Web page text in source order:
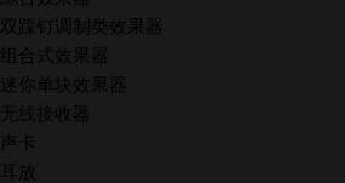
双踩钉调制类效果器
组合式效果器
迷你单块效果器
无线接收器
声卡
耳放